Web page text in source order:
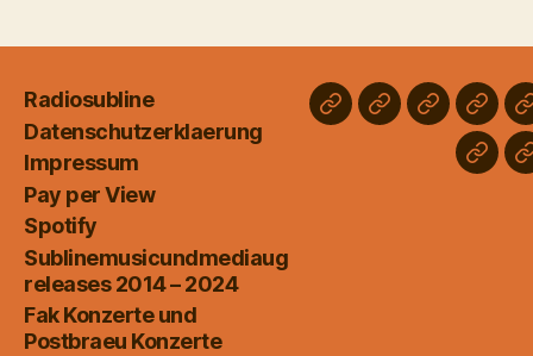
Radiosubline
Datenschutzerklaerung
Impressum
Pay per View
Spotify
Sublinemusicundmediaug
releases 2014 – 2024
Fak Konzerte und
Postbraeu Konzerte
RadiosublineImpressum
Pay
per
View